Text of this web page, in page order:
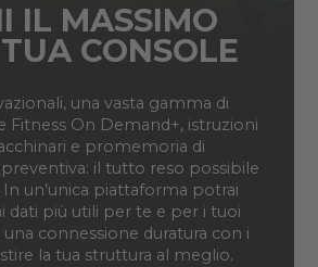
IL MASSIMO
CONSOLE
una vasta gamma di
Fitness On Demand+, istruzioni
e promemoria di
il tutto reso possibile
In un’unica piattaforma potrai
dati più utili per te e per i tuoi
connessione duratura con i
la tua struttura al meglio.